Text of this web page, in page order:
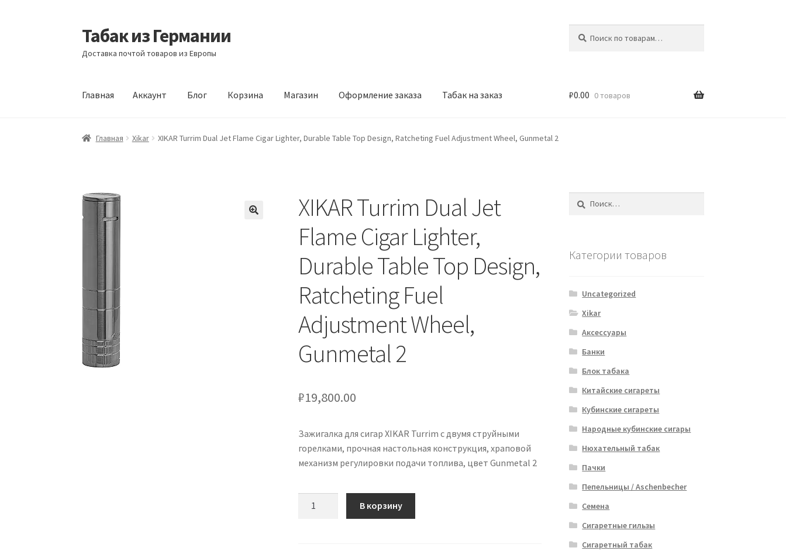
Перейти
к
навигации
Перейти
к
содержимому
Табак из Германии
Доставка почтой товаров из Европы
Главная Аккаунт Блог Корзина Магазин Оформление заказа Табак на заказ
Главная Аккаунт Блог Корзина Магазин Оформление заказа Табак на заказ
₽0.00 0 товаров
Главная Xikar XIKAR Turrim Dual Jet Flame Cigar Lighter, Durable Table Top Design, Ratcheting Fuel Adjustment Wheel, Gunmetal 2
XIKAR Turrim Dual Jet
Flame Cigar Lighter,
Durable Table Top Design,
Ratcheting Fuel
Adjustment Wheel,
Gunmetal 2
₽19,800.00
Зажигалка для сигар XIKAR Turrim с двумя струйными
горелками, прочная настольная конструкция, храповой
механизм регулировки подачи топлива, цвет Gunmetal 2
В корзину
Найти:
Категории товаров
Uncategorized
Xikar
Аксессуары
Банки
Блок табака
Китайские сигареты
Кубинские сигареты
Народные кубинские сигары
Нюхательный табак
Пачки
Пепельницы / Aschenbecher
Семена
Сигаретные гильзы
Сигаретный табак